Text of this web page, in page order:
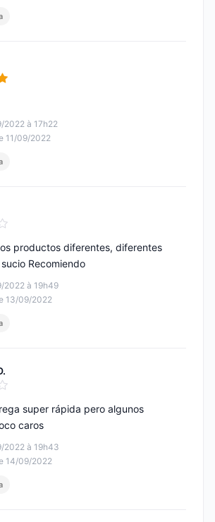
5
2022 à 17h22
11/09/2022
5
2022 à 19h49
13/09/2022
productos diferentes, diferentes
Recomiendo
5
2022 à 19h43
14/09/2022
super rápida pero algunos
caros